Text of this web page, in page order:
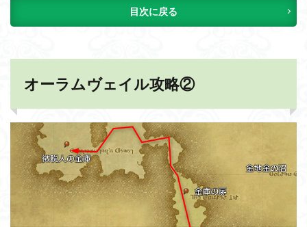
目次に戻る
オーラムヴェイル攻略②